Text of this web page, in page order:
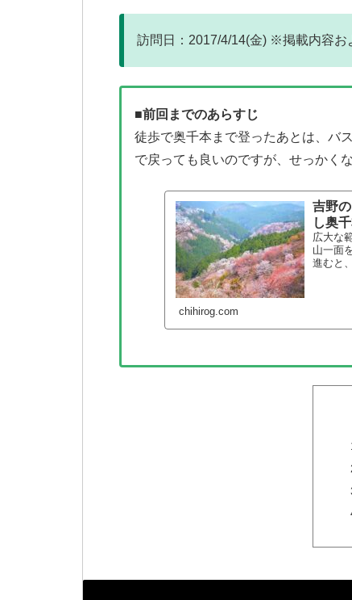
訪問日：2017/4/14(金) ※掲載内容お
■前回までのあらすじ
徒歩で奥千本まで登ったあとは、バ
で戻っても良いのですが、せっかく
吉野
し奥
広大な
山一面
進むと
chihirog.com